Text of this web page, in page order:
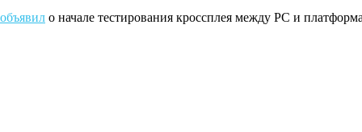
объявил о начале тестирования кроссплея между PC и